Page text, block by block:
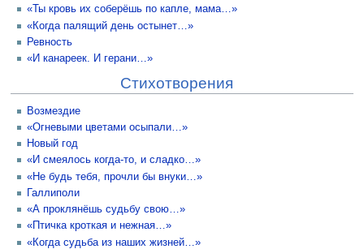
«Ты кровь их соберёшь по капле, мама…»
«Когда палящий день остынет…»
Ревность
«И канареек. И герани…»
Стихотворения
Возмездие
«Огневыми цветами осыпали…»
Новый год
«И смеялось когда-то, и сладко…»
«Не будь тебя, прочли бы внуки…»
Галлиполи
«А проклянёшь судьбу свою…»
«Птичка кроткая и нежная…»
«Когда судьба из наших жизней…»